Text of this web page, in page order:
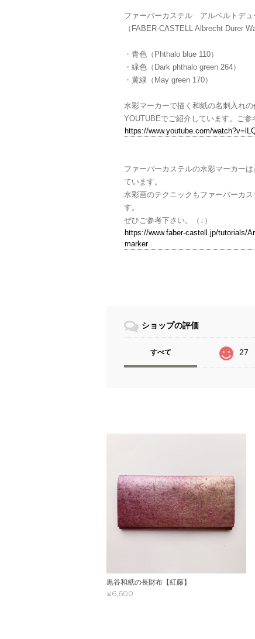
ファーバーカステル アルベルトデ
（FABER-CASTELL Albrecht Durer
・青色（Phthalo blue 110）
・緑色（Dark phthalo green 264）
・黄緑（May green 170）
水彩マーカーで描く和紙の名刺入れの
YOUTUBEでご紹介しています。ご参
https://www.youtube.com/
ファーバーカステルの水彩マーカー
ています。
水彩画のテクニックもファーバーカ
す。
ぜひご参考下さい。（↓）
https://www.faber-castell.jp/tutorials/
marker
ショップの評価
すべて 27
黒谷和紙の長財布【紅藤】
¥6,600